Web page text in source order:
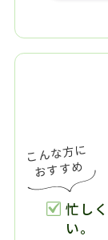
忙し
い。